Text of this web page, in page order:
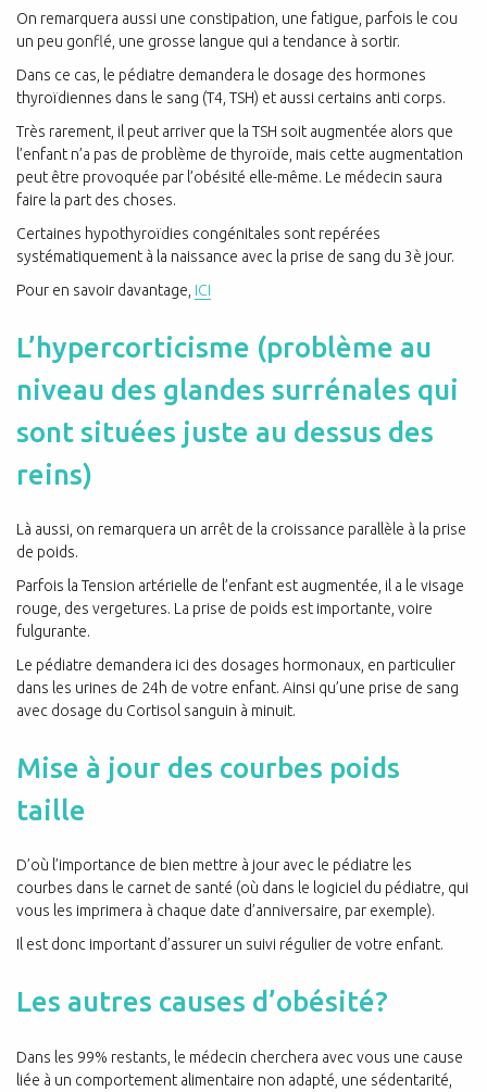
On remarquera aussi une constipation, une fatigue, parfois le cou
un peu gonflé, une grosse langue qui a tendance à sortir.
Dans ce cas, le pédiatre demandera le dosage des hormones
thyroïdiennes dans le sang (T4, TSH) et aussi certains anti corps.
Très rarement, il peut arriver que la TSH soit augmentée alors que
l’enfant n’a pas de problème de thyroïde, mais cette augmentation
peut être provoquée par l’obésité elle-même. Le médecin saura
faire la part des choses.
Certaines hypothyroïdies congénitales sont repérées
systématiquement à la naissance avec la prise de sang du 3è jour.
Pour en savoir davantage, ICI
L’hypercorticisme (problème au
niveau des glandes surrénales qui
sont situées juste au dessus des
reins)
Là aussi, on remarquera un arrêt de la croissance parallèle à la prise
de poids.
Parfois la Tension artérielle de l’enfant est augmentée, il a le visage
rouge, des vergetures. La prise de poids est importante, voire
fulgurante.
Le pédiatre demandera ici des dosages hormonaux, en particulier
dans les urines de 24h de votre enfant. Ainsi qu’une prise de sang
avec dosage du Cortisol sanguin à minuit.
Mise à jour des courbes poids
taille
D’où l’importance de bien mettre à jour avec le pédiatre les
courbes dans le carnet de santé (où dans le logiciel du pédiatre, qui
vous les imprimera à chaque date d’anniversaire, par exemple).
Il est donc important d’assurer un suivi régulier de votre enfant.
Les autres causes d’obésité?
Dans les 99% restants, le médecin cherchera avec vous une cause
liée à un comportement alimentaire non adapté, une sédentarité,